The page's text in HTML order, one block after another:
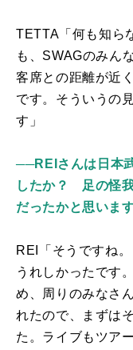
TETTA「何も知ら
も、 SWAGのみん
客席との距離が近
です。そういうの
す」
──REIさんは日本
したか？ 足の怪
だったかと思いま
REI「そうですね
うれしかったです
め、周りのみなさ
れたので、まずは
た。ライブもツア